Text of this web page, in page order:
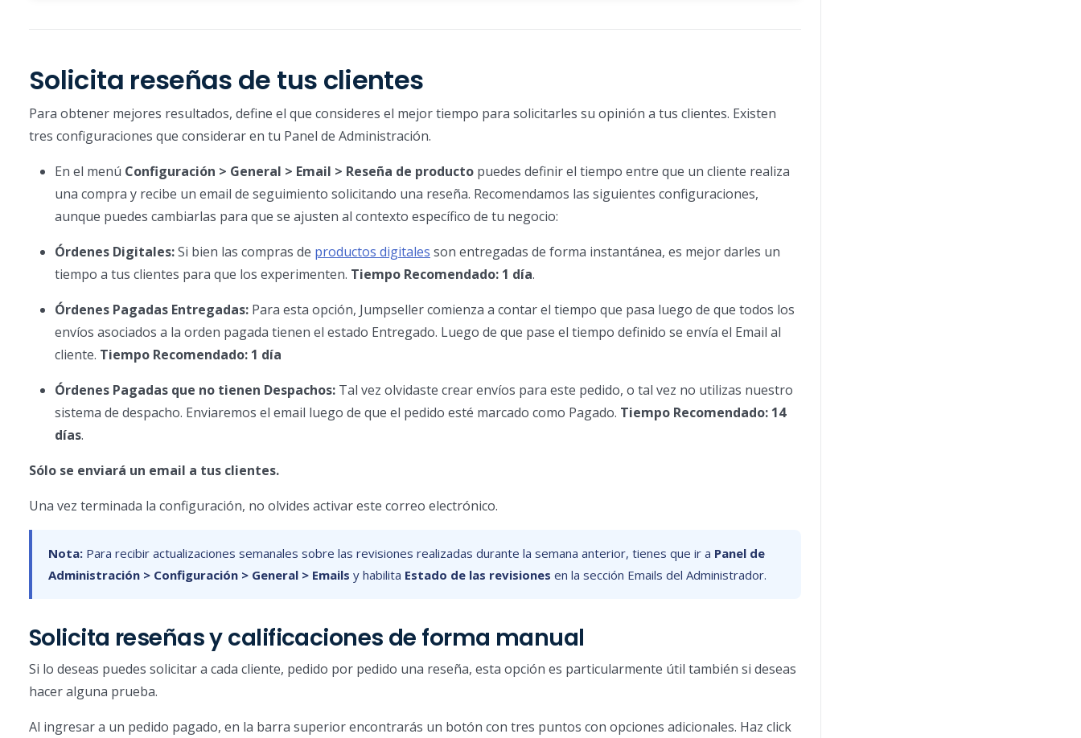
Solicita reseñas de tus clientes
Para obtener mejores resultados, define el que consideres el mejor tiempo para solicitarles su opinión a tus clientes. Existen
tres configuraciones que considerar en tu Panel de Administración.
En el menú Configuración > General > Email > Reseña de producto puedes definir el tiempo entre que un cliente realiza
una compra y recibe un email de seguimiento solicitando una reseña. Recomendamos las siguientes configuraciones,
aunque puedes cambiarlas para que se ajusten al contexto específico de tu negocio:
Órdenes Digitales:Si bien las compras de productos digitales son entregadas de forma instantánea, es mejor darles un
tiempo a tus clientes para que los experimenten. Tiempo Recomendado: 1 día.
Órdenes Pagadas Entregadas: Para esta opción, Jumpseller comienza a contar el tiempo que pasa luego de que todos los
envíos asociados a la orden pagada tienen el estado Entregado. Luego de que pase el tiempo definido se envía el Email al
cliente. Tiempo Recomendado: 1 día
Órdenes Pagadas que no tienen Despachos: Tal vez olvidaste crear envíos para este pedido, o tal vez no utilizas nuestro
sistema de despacho. Enviaremos el email luego de que el pedido esté marcado como Pagado. Tiempo Recomendado: 14
días.
Sólo se enviará un email a tus clientes.
Una vez terminada la configuración, no olvides activar este correo electrónico.
Nota: Para recibir actualizaciones semanales sobre las revisiones realizadas durante la semana anterior, tienes que ir a Panel de
Administración > Configuración > General > Emails y habilita Estado de las revisiones en la sección Emails del Administrador.
Solicita reseñas y calificaciones de forma manual
Si lo deseas puedes solicitar a cada cliente, pedido por pedido una reseña, esta opción es particularmente útil también si deseas
hacer alguna prueba.
Al ingresar a un pedido pagado, en la barra superior encontrarás un botón con tres puntos con opciones adicionales. Haz click